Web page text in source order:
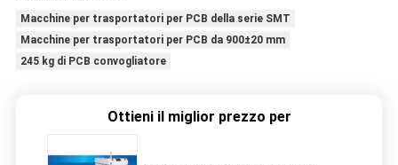
Macchine per trasportatori per PCB della serie SMT
Macchine per trasportatori per PCB da 900±20 mm
245 kg di PCB convogliatore
Ottieni il miglior prezzo per